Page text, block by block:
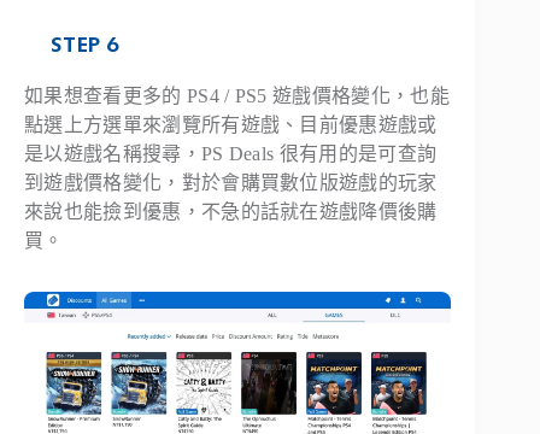
STEP 6
如果想查看更多的 PS4 / PS5 遊戲價格變化，也能
點選上方選單來瀏覽所有遊戲、目前優惠遊戲或
是以遊戲名稱搜尋，PS Deals 很有用的是可查詢
到遊戲價格變化，對於會購買數位版遊戲的玩家
來說也能撿到優惠，不急的話就在遊戲降價後購
買。